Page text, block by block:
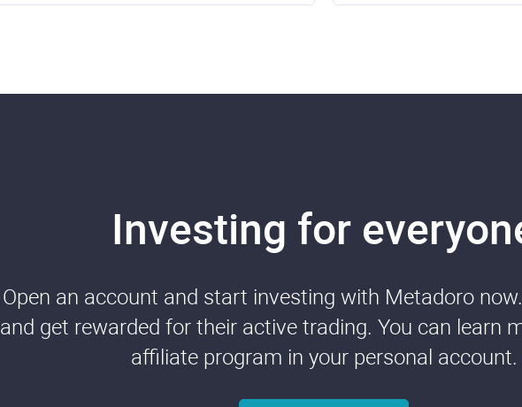
Investing for
Open an account and start investing with Metadoro
and get rewarded for their active trading. You can learn
affiliate program in your personal account.